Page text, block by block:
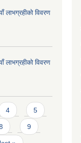
लाभग्रहीको विवरण
लाभग्रहीको विवरण
4 5
9